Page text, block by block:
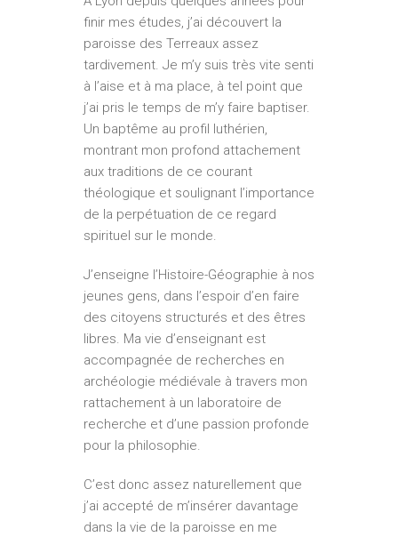
finir mes études, j’ai découvert la
paroisse des Terreaux assez
tardivement. Je m’y suis très vite senti
à l’aise et à ma place, à tel point que
j’ai pris le temps de m’y faire baptiser.
Un baptême au profil luthérien,
montrant mon profond attachement
aux traditions de ce courant
théologique et soulignant l’importance
de la perpétuation de ce regard
spirituel sur le monde.
J’enseigne l’Histoire-­Géographie à nos
jeunes gens, dans l’espoir d’en faire
des citoyens structurés et des êtres
libres. Ma vie d’enseignant est
accompagnée de recherches en
archéologie médiévale à travers mon
rattachement à un laboratoire de
recherche et d’une passion profonde
pour la philosophie.
C’est donc assez naturellement que
j’ai accepté de m’insérer davantage
dans la vie de la paroisse en me